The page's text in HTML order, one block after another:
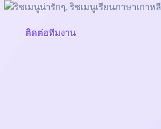
ติดต่อทีมงาน